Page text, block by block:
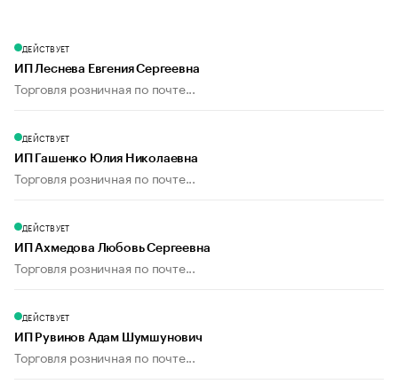
ДЕЙСТВУЕТ
ИП Леснева Евгения Сергеевна
Торговля розничная по почте...
ДЕЙСТВУЕТ
ИП Гашенко Юлия Николаевна
Торговля розничная по почте...
ДЕЙСТВУЕТ
ИП Ахмедова Любовь Сергеевна
Торговля розничная по почте...
ДЕЙСТВУЕТ
ИП Рувинов Адам Шумшунович
Торговля розничная по почте...